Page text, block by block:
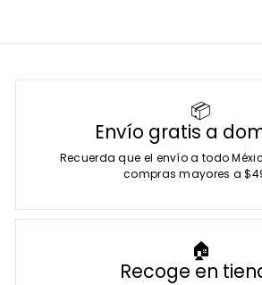
.
0
📦
Envío gratis a
Recuerda que el envío a todo
compras mayores a
🏠
Recoge en